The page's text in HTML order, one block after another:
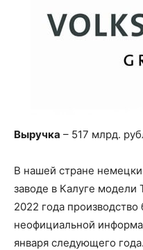
Выручка – 517 млрд.
В нашей стране
заводе в Калуге модели
2022 года
неофициальной
января следующего